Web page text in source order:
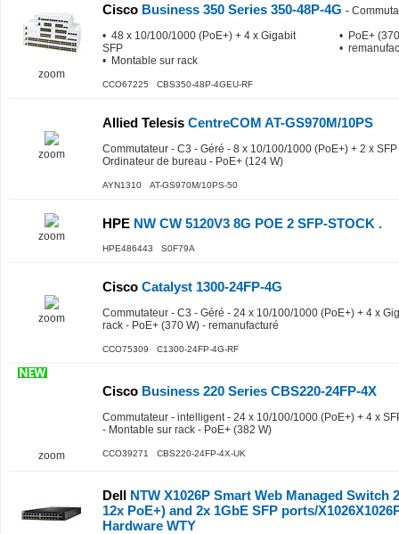
zoom
Cisco Business 350 Series 350-48P-4G -
• 48 x 10/100/1000 (PoE+) + 4 x Gigabit
SFP
• Montable sur rack
• PoE+
•
CCO67225 CBS350-48P-4GEU-RF
zoom
Allied Telesis CentreCOM AT-GS970M/10PS
Commutateur - C3 - Géré - 8 x 10/100/1000 (PoE+) + 2 x
Ordinateur de bureau - PoE+ (124 W)
AYN1310 AT-GS970M/10PS-50
zoom
HPE NW CW 5120V3 8G POE 2 SFP-STOCK .
HPE486443 S0F79A
zoom
Cisco Catalyst 1300-24FP-4G
Commutateur - C3 - Géré - 24 x 10/100/1000 (PoE+) + 4 x
rack - PoE+ (370 W) - remanufacturé
CCO75309 C1300-24FP-4G-RF
zoom
Cisco Business 220 Series CBS220-24FP-4X
Commutateur - intelligent - 24 x 10/100/1000 (PoE+) + 4 x
- Montable sur rack - PoE+ (382 W)
CCO39271 CBS220-24FP-4X-UK
Dell NTW X1026P Smart Web Managed Switch
12x PoE+) and 2x 1GbE SFP ports/
Hardware WTY